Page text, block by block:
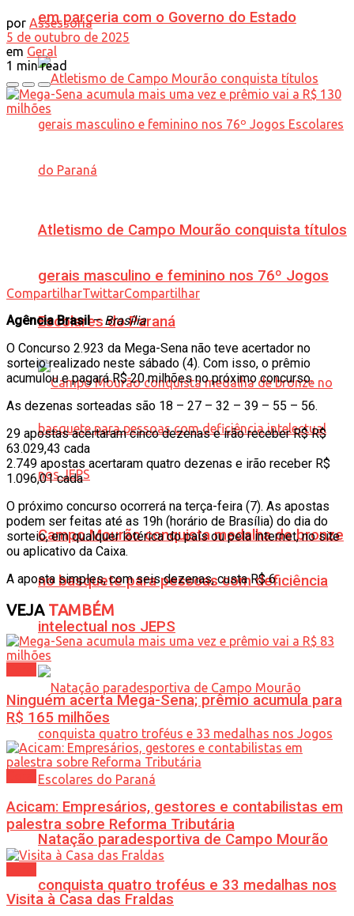
em parceria com o Governo do Estado
Atletismo de Campo Mourão conquista títulos
gerais masculino e feminino nos 76º Jogos
Escolares do Paraná
Campo Mourão conquista medalha de bronze
no basquete para pessoas com deficiência
intelectual nos JEPS
Natação paradesportiva de Campo Mourão
conquista quatro troféus e 33 medalhas nos
por Assessoria
5 de outubro de 2025
em Geral
1 min read
CompartilharTwittarCompartilhar
Agência Brasil–Brasília
O Concurso 2.923 da Mega-Sena não teve acertador no
sorteio realizado neste sábado (4). Com isso, o prêmio
acumulou e pagará R$ 20 milhões no próximo concurso.
As dezenas sorteadas são 18 – 27 – 32 – 39 – 55 – 56.
29 apostas acertaram cinco dezenas e irão receber R$ R$
63.029,43 cada
2.749 apostas acertaram quatro dezenas e irão receber R$
1.096,01 cada
O próximo concurso ocorrerá na terça-feira (7). As apostas
podem ser feitas até as 19h (horário de Brasília) do dia do
sorteio, em qualquer lotérica do país ou pela internet, no site
ou aplicativo da Caixa.
A aposta simples, com seis dezenas, custa R$ 6.
VEJATAMBÉM
Ninguém acerta Mega-Sena; prêmio acumula para
R$ 165 milhões
Acicam: Empresários, gestores e contabilistas em
palestra sobre Reforma Tributária
Visita à Casa das Fraldas